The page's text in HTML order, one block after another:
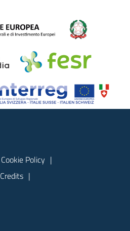
Cookie Policy
Credits